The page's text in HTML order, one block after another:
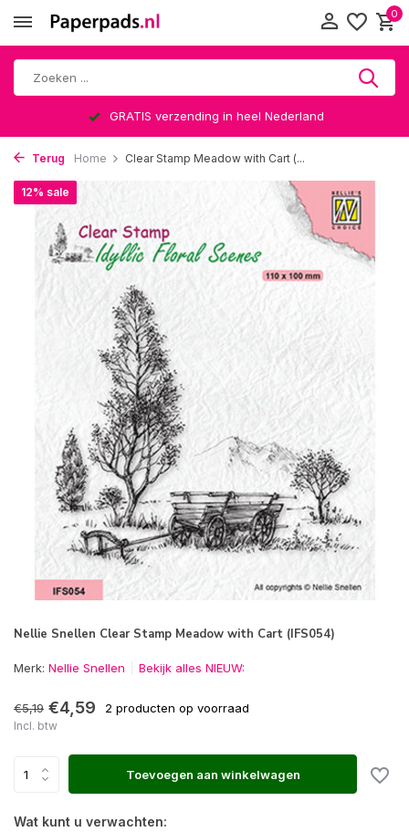
0
GRATIS verzending in heel Nederland
Terug Home Clear Stamp Meadow with Cart (...
Nellie Snellen Clear Stamp Meadow with Cart (IFS054)
12% sale
Merk: Nellie Snellen Bekijk alles NIEUW:
€5,19 €4,59 2 producten op voorraad
Incl. btw
Toevoegen aan winkelwagen
Wat kunt u verwachten: